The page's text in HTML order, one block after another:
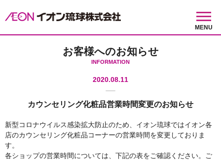
MENU
お客様へのお知らせ
INFORMATION
2020.08.11
カウンセリング化粧品営業時間変更のお知らせ
新型コロナウイルス感染拡大防止のため、イオン琉球ではイオン各
店のカウンセリング化粧品コーナーの営業時間を変更しておりま
す。
各ショップの営業時間については、下記の表をご確認ください。ご